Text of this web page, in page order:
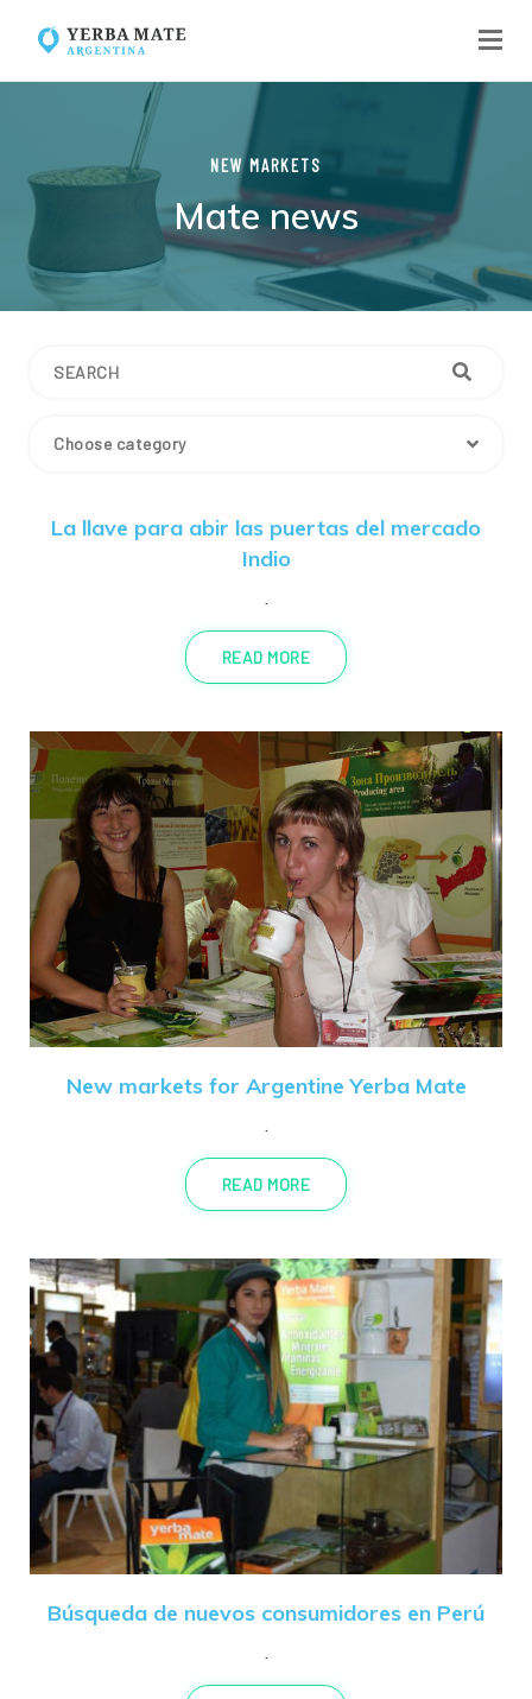
NEW MARKETS
Mate news
Choose category
La llave para abir las puertas del mercado
Indio
READ MORE
New markets for Argentine Yerba Mate
READ MORE
Búsqueda de nuevos consumidores en Perú
.